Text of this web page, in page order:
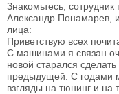
Знакомьтесь,
Александр Понамарев,
лица:
Приветствую всех
С машинами я связан
новой старался
предыдущей. С годами
взгляды на тюнинг и на